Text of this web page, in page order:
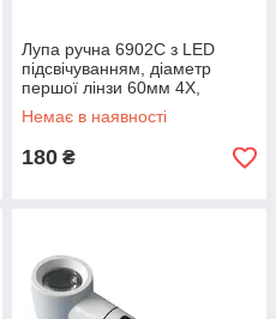
Лупа ручна 6902C з LED
підсвічуванням, діаметр
першої лінзи 60мм 4X,
діаметр другої лінзи 22мм
45X
Немає в наявності
180 ₴